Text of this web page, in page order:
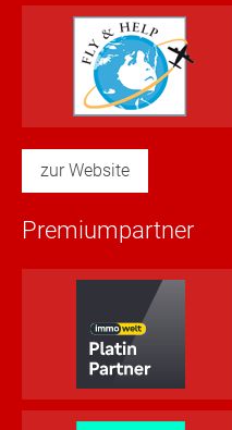
zur Website
Premiumpartner